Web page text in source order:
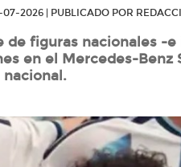
2026 | PUBLICADO POR
de figuras nacionales -
en el Mercedes-Benz